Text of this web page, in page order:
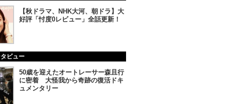
【秋ドラマ、NHK大河、朝ドラ】大
好評「忖度0レビュー」全話更新！
ビュー
50歳を迎えたオートレーサー森且行
に密着 大怪我から奇跡の復活ドキ
ュメンタリー